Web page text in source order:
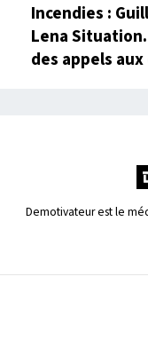
Incendies :
Lena
des appels
Demotivateur est le